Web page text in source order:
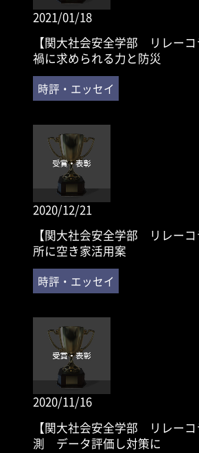
2021/01/18
【関大社会安全学部 リレー
禍に求められる力と防災
2020/12/21
【関大社会安全学部 リレー
所に空き家活用案
2020/11/16
【関大社会安全学部 リレー
測 データ評価し対策に